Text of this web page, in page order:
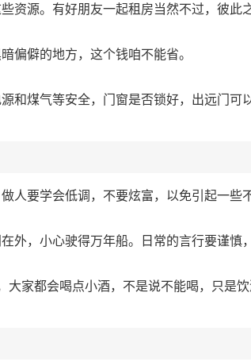
资源。有好朋友一起租房当然不过，彼此
偏僻的地方，这个钱咱不能省。
和煤气等安全，门窗是否锁好，出远门可
人要学会低调，不要炫富，以免引起一些
外，小心驶得万年船。日常的言行要谨慎
家都会喝点小酒，不是说不能喝，只是饮